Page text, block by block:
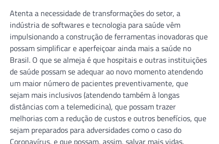
Atenta a necessidade de transformações do setor, a
indústria de softwares e tecnologia para saúde vêm
impulsionando a construção de ferramentas inovadoras que
possam simplificar e aperfeiçoar ainda mais a saúde no
Brasil. O que se almeja é que hospitais e outras instituições
de saúde possam se adequar ao novo momento atendendo
um maior número de pacientes preventivamente, que
sejam mais inclusivos (atendendo também à longas
distâncias com a telemedicina), que possam trazer
melhorias com a redução de custos e outros benefícios, que
sejam preparados para adversidades como o caso do
Coronavírus, e que possam, assim, salvar mais vidas.